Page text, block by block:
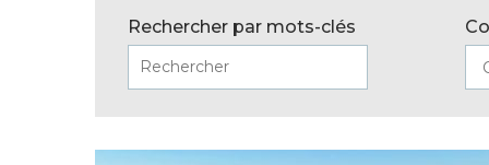
Portail Famille
Rechercher par mots-clés